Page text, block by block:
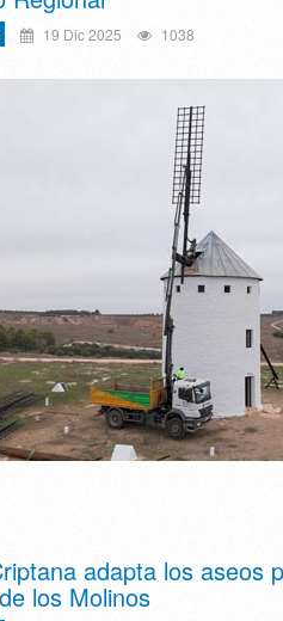
19 Dic 2025 1038
adapta los aseos
los Molinos